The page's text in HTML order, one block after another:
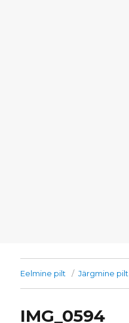
Eelmine pilt Järgmine pilt
IMG_0594